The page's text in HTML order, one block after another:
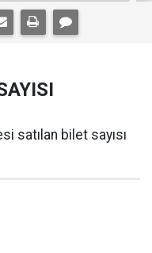
satılan bilet sayısı